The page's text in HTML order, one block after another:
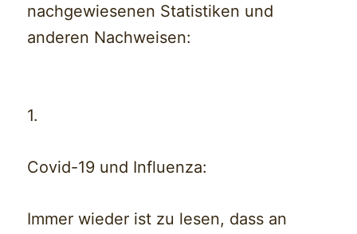
nachgewiesenen Statistiken und
anderen Nachweisen:
1.
Covid-19 und Influenza:
Immer wieder ist zu lesen, dass an